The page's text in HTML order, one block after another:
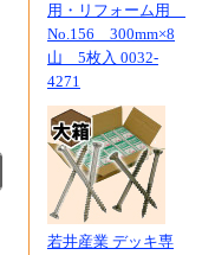
用・リフォーム用
No.156 300mm×8
山 5枚入 0032-
4271
若井産業 デッキ専